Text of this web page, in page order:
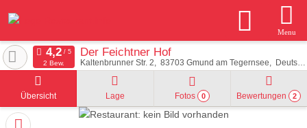
Menu
Der Feichtner Hof
Kaltenbrunner Str. 2 83703 Gmund am Tegernsee Deutschland
2 Bew.
Übersicht Lage Fotos 0 Bewertungen 2